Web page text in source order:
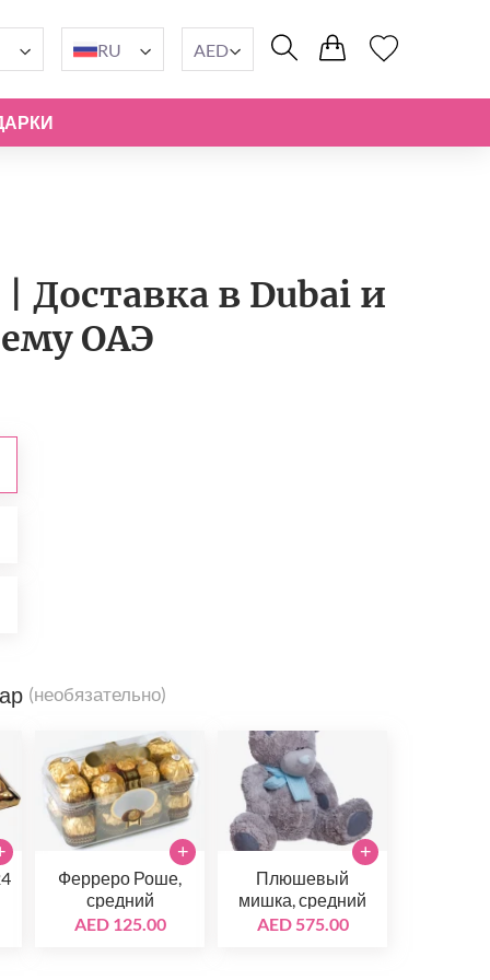
RU AED
Доставка в Dubai и
ОАЭ
(необязательно)
Ферреро Роше,
средний
AED 125.00
+
Плюшевый
мишка, средний
AED 575.00
+